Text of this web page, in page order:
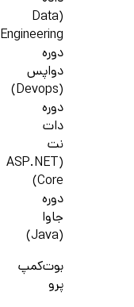
(Data
Engineering)
دوره
دواپس
(Devops)
دوره
دات
نت
(ASP.NET
Core)
دوره
جاوا
(Java)
بوت‌کمپ
پرو